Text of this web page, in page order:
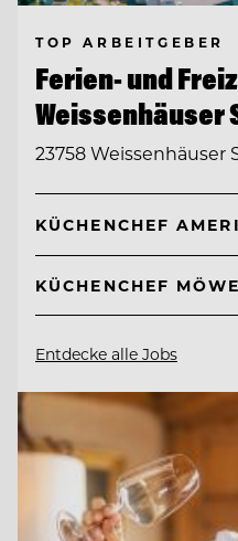
TOP ARBEITGEBER
Ferien- und
Weissenhäuser
23758 Weissenhäuser
KÜCHENCHEF
KÜCHENCHEF
Entdecke alle Jobs